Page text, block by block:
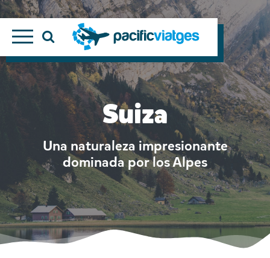
Suiza
Una naturaleza impresionante
dominada por los Alpes